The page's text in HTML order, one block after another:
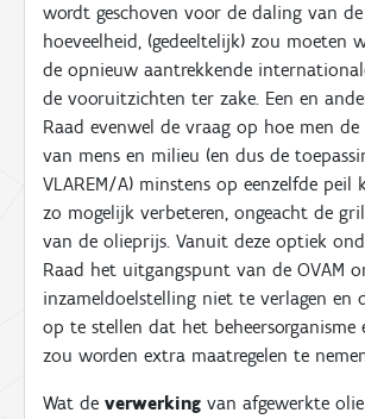
wordt geschoven voor de daling van de
hoeveelheid, (gedeeltelijk) zou moeten
de opnieuw aantrekkende
de vooruitzichten ter zake. Een en
Raad evenwel de vraag op hoe men de
van mens en milieu (en dus de
VLAREM/A) minstens op eenzelfde peil
zo mogelijk verbeteren, ongeacht de
van de olieprijs. Vanuit deze optiek
Raad het uitgangspunt van de OVAM
inzameldoelstelling niet te verlagen en
op te stellen dat het beheersorganisme
zou worden extra maatregelen te
Wat de verwerking van afgewerkte